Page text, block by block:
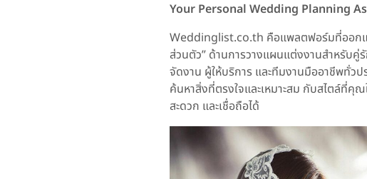
Your Personal Wedding Planning
Weddinglist.co.th คือแพลตฟอร์มที่ออกแ
ส่วนตัว” ด้านการวางแผนแต่งงานสำหรับคู่
จัดงาน ผู้ให้บริการ และทีมงานมืออาชีพทั่วป
ค้นหาสิ่งที่ตรงใจและเหมาะสม กับสไตล์ที่
สะดวก และเชื่อถือได้